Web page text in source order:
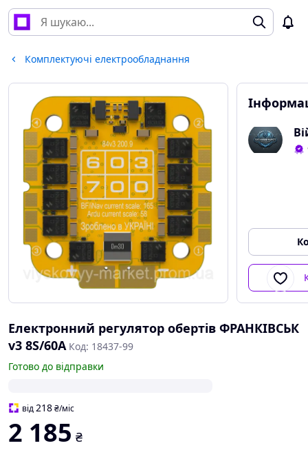
Комплектуючі електрообладнання
Електронний регулятор обертів ФРАНКІВСЬК
v3 8S/60A Код: 18437-99
Готово до відправки
від218₴/міс
2 185 ₴